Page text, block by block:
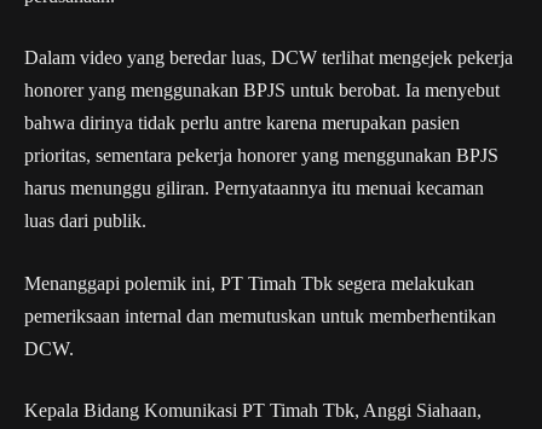
Dalam video yang beredar luas, DCW terlihat mengejek pekerja
honorer yang menggunakan BPJS untuk berobat. Ia menyebut
bahwa dirinya tidak perlu antre karena merupakan pasien
prioritas, sementara pekerja honorer yang menggunakan BPJS
harus menunggu giliran. Pernyataannya itu menuai kecaman
luas dari publik.
Menanggapi polemik ini, PT Timah Tbk segera melakukan
pemeriksaan internal dan memutuskan untuk memberhentikan
DCW.
Kepala Bidang Komunikasi PT Timah Tbk, Anggi Siahaan,